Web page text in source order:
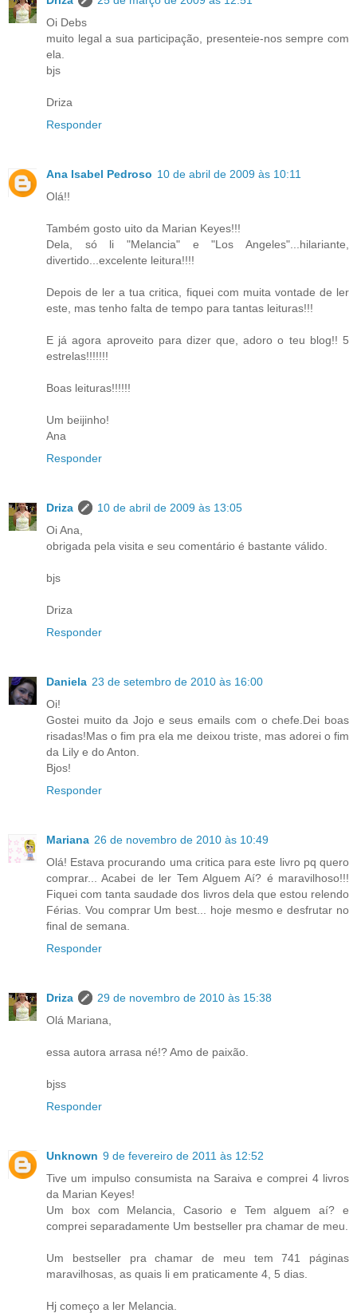
Oi Debs
muito legal a sua participação, presenteie-nos sempre com
ela.
bjs
Driza
Responder
Ana Isabel Pedroso 10 de abril de 2009 às 10:11
Olá!!
Também gosto uito da Marian Keyes!!!
Dela, só li "Melancia" e "Los Angeles"...hilariante,
divertido...excelente leitura!!!!
Depois de ler a tua critica, fiquei com muita vontade de ler
este, mas tenho falta de tempo para tantas leituras!!!
E já agora aproveito para dizer que, adoro o teu blog!! 5
estrelas!!!!!!!
Boas leituras!!!!!!
Um beijinho!
Ana
Responder
Driza
10 de abril de 2009 às 13:05
Oi Ana,
obrigada pela visita e seu comentário é bastante válido.
bjs
Driza
Responder
Daniela 23 de setembro de 2010 às 16:00
Oi!
Gostei muito da Jojo e seus emails com o chefe.Dei boas
risadas!Mas o fim pra ela me deixou triste, mas adorei o fim
da Lily e do Anton.
Bjos!
Responder
Mariana 26 de novembro de 2010 às 10:49
Olá! Estava procurando uma critica para este livro pq quero
comprar... Acabei de ler Tem Alguem Aí? é maravilhoso!!!
Fiquei com tanta saudade dos livros dela que estou relendo
Férias. Vou comprar Um best... hoje mesmo e desfrutar no
final de semana.
Responder
Driza
29 de novembro de 2010 às 15:38
Olá Mariana,
essa autora arrasa né!? Amo de paixão.
bjss
Responder
Unknown 9 de fevereiro de 2011 às 12:52
Tive um impulso consumista na Saraiva e comprei 4 livros
da Marian Keyes!
Um box com Melancia, Casorio e Tem alguem aí? e
comprei separadamente Um bestseller pra chamar de meu.
Um bestseller pra chamar de meu tem 741 páginas
maravilhosas, as quais li em praticamente 4, 5 dias.
Hj começo a ler Melancia.